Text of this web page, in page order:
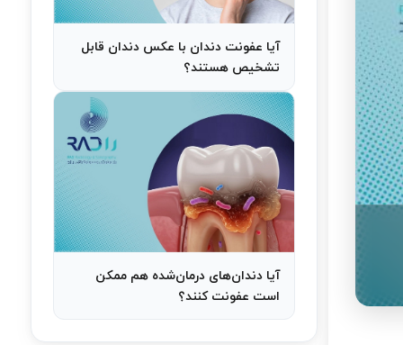
آیا عفونت دندان با عکس دندان قابل
تشخیص هستند؟
آیا دندان‌های درمان‌شده هم ممکن
است عفونت کنند؟